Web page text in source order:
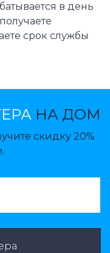
в день
срок службы
НА ДОМ
скидку 20%